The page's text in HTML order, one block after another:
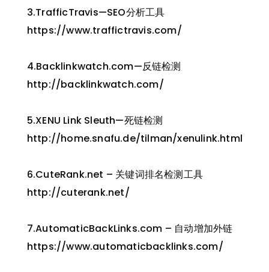
3.TrafficTravis—SEO分析工具
https://www.traffictravis.com/
4.Backlinkwatch.com—反链检测
http://backlinkwatch.com/
5.XENU Link Sleuth—死链检测
http://home.snafu.de/tilman/xenulink.html
6.CuteRank.net – 关键词排名检测工具
http://cuterank.net/
7.AutomaticBackLinks.com – 自动增加外链
https://www.automaticbacklinks.com/